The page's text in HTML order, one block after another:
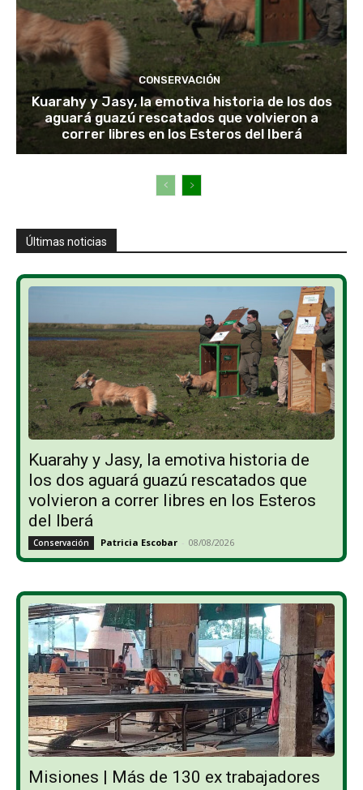
CONSERVACIÓN
Kuarahy y Jasy, la emotiva historia de los dos
aguará guazú rescatados que volvieron a
correr libres en los Esteros del Iberá
Últimas noticias
Kuarahy y Jasy, la emotiva historia de
los dos aguará guazú rescatados que
volvieron a correr libres en los Esteros
del Iberá
Conservación Patricia Escobar - 08/08/2026
Misiones | Más de 130 ex trabajadores